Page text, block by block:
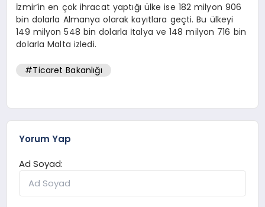
İzmir’in en çok ihracat yaptığı ülke ise 182 milyon 906
bin dolarla Almanya olarak kayıtlara geçti. Bu ülkeyi
149 milyon 548 bin dolarla İtalya ve 148 milyon 716 bin
dolarla Malta izledi.
#Ticaret Bakanlığı
Yorum Yap
Ad Soyad: